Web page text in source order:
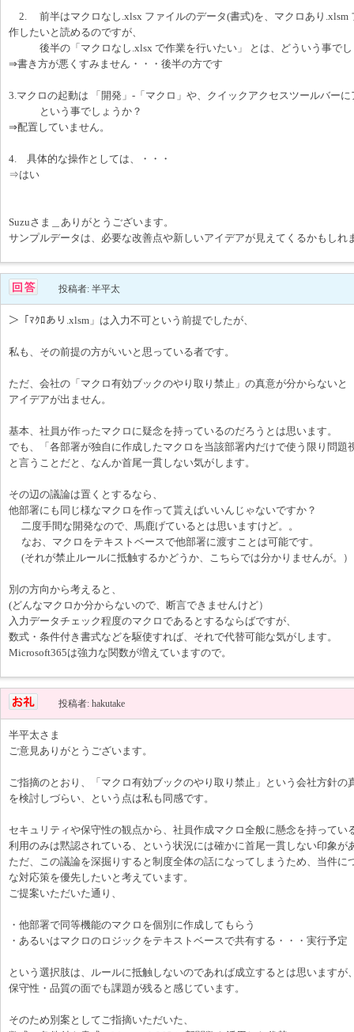
2. 前半はマクロなし.xlsx ファイルのデータ(書式)を、マクロあり.xlsm
作したいと読めるのですが、
後半の「マクロなし.xlsx で作業を行いたい」 とは、どういう事でし
⇒書き方が悪くすみません・・・後半の方です
3.マクロの起動は 「開発」-「マクロ」や、クイックアクセスツールバー
という事でしょうか？
⇒配置していません。
4. 具体的な操作としては、・・・
⇒はい
Suzuさま＿ありがとうございます。
サンプルデータは、必要な改善点や新しいアイデアが見えてくるかもしれ
投稿者: 半平太
＞「ﾏｸﾛあり.xlsm」は入力不可という前提でしたが、
私も、その前提の方がいいと思っている者です。
ただ、会社の「マクロ有効ブックのやり取り禁止」の真意が分からないと
アイデアが出ません。
基本、社員が作ったマクロに疑念を持っているのだろうとは思います。
でも、「各部署が独自に作成したマクロを当該部署内だけで使う限り問題
と言うことだと、なんか首尾一貫しない気がします。
その辺の議論は置くとするなら、
他部署にも同じ様なマクロを作って貰えばいいんじゃないですか？
二度手間な開発なので、馬鹿げているとは思いますけど。。
なお、マクロをテキストベースで他部署に渡すことは可能です。
(それが禁止ルールに抵触するかどうか、こちらでは分かりませんが。）
別の方向から考えると、
(どんなマクロか分からないので、断言できませんけど）
入力データチェック程度のマクロであるとするならばですが、
数式・条件付き書式などを駆使すれば、それで代替可能な気がします。
Microsoft365は強力な関数が増えていますので。
投稿者: hakutake
半平太さま
ご意見ありがとうございます。
ご指摘のとおり、「マクロ有効ブックのやり取り禁止」という会社方針の
を検討しづらい、という点は私も同感です。
セキュリティや保守性の観点から、社員作成マクロ全般に懸念を持ってい
利用のみは黙認されている、という状況には確かに首尾一貫しない印象が
ただ、この議論を深掘りすると制度全体の話になってしまうため、当件に
な対応策を優先したいと考えています。
ご提案いただいた通り、
・他部署で同等機能のマクロを個別に作成してもらう
・あるいはマクロのロジックをテキストベースで共有する・・・実行予定
という選択肢は、ルールに抵触しないのであれば成立するとは思いますが
保守性・品質の面でも課題が残ると感じています。
そのため別案としてご指摘いただいた、